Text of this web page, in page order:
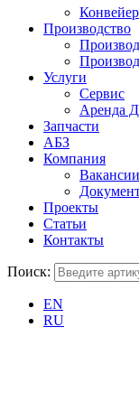
Производство
Услуги
Сервис
Аренда
Запчасти
АБЗ
Компания
Вакансии
Проекты
Статьи
Контакты
Поиск:
EN
RU